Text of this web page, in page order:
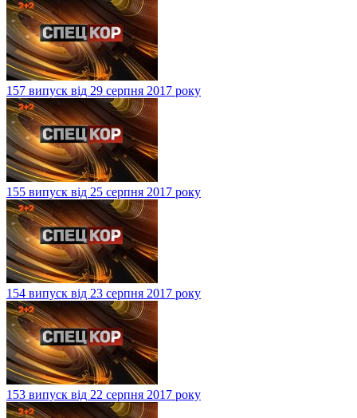
157 випуск від 29 серпня 2017 року
155 випуск від 25 серпня 2017 року
154 випуск від 23 серпня 2017 року
153 випуск від 22 серпня 2017 року